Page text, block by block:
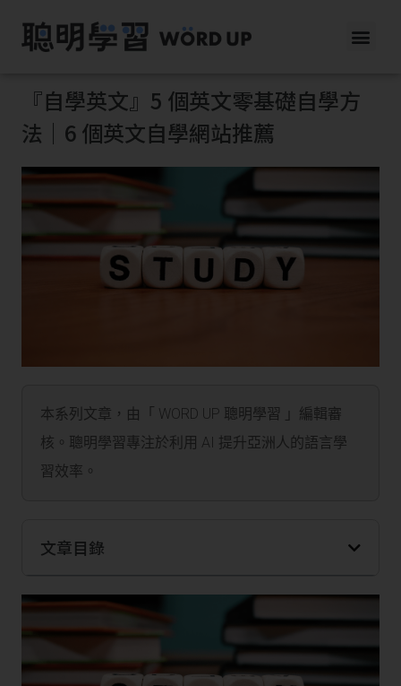
『自學英文』5 個英文零基礎自學方
法｜6 個英文自學網站推薦
本系列文章，由「 WORD UP 聰明學習 」編輯審
核。聰明學習專注於利用 AI 提升亞洲人的語言學
習效率。
文章目錄